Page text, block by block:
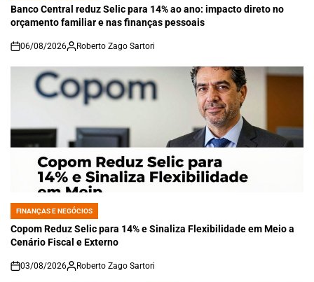
IN
Banco Central reduz Selic para 14% ao ano: impacto direto no
orçamento familiar e nas finanças pessoais
on
06/08/2026 Roberto Zago Sartori
POSTED
IN
FINANÇAS E NEGÓCIOS
Copom Reduz Selic para 14% e Sinaliza Flexibilidade em Meio a
Cenário Fiscal e Externo
on
03/08/2026 Roberto Zago Sartori